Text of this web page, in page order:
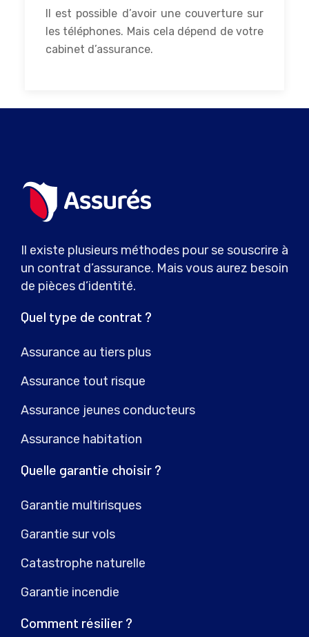
Il est possible d’avoir une couverture sur
les téléphones. Mais cela dépend de votre
cabinet d’assurance.
Il existe plusieurs méthodes pour se souscrire à
un contrat d’assurance. Mais vous aurez besoin
de pièces d’identité.
Quel type de contrat ?
Assurance au tiers plus
Assurance tout risque
Assurance jeunes conducteurs
Assurance habitation
Quelle garantie choisir ?
Garantie multirisques
Garantie sur vols
Catastrophe naturelle
Garantie incendie
Comment résilier ?